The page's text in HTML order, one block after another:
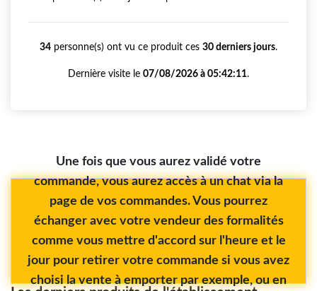
34 personne(s) ont vu ce produit ces 30 derniers jours.
Dernière visite le 07/08/2026 à 05:42:11.
Une fois que vous aurez validé votre
commande, vous aurez accès à un chat via la
page de vos commandes. Vous pourrez
échanger avec votre vendeur des formalités
comme vous mettre d'accord sur l'heure et le
jour pour retirer votre commande si vous avez
choisi la vente à emporter par exemple, ou en